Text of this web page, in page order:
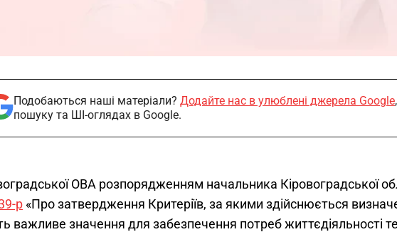
Подобаються наші матеріали? Додайте нас в улюблені джерела Google
пошуку та ШІ-оглядах в Google.
ОВА розпорядженням начальника Кіровоградської
р «Про затвердження Критеріїв, за якими здійснюється
важливе значення для забезпечення потреб життєдіяльності